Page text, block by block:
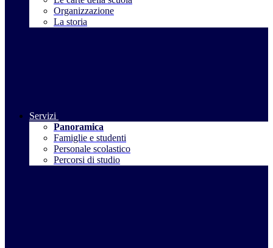
Organizzazione
La storia
Servizi
Panoramica
Famiglie e studenti
Personale scolastico
Percorsi di studio